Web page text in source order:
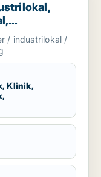
hotell
/ industrilokal /
Klinik,